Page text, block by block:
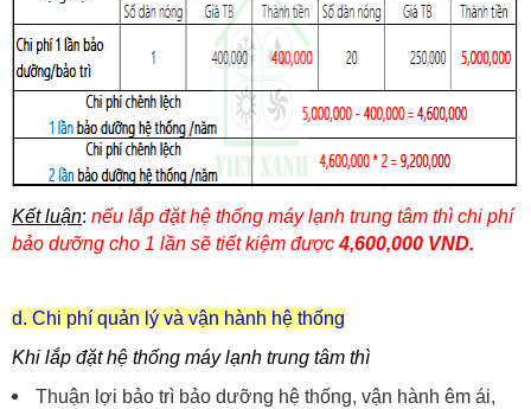
Kết luận: nếu lắp đặt hệ thống máy lạnh trung tâm thì chi phí
bảo dưỡng cho 1 lần sẽ tiết kiệm được4,600,000 VND.
d. Chi phí quản lý và vận hành hệ thống
Khi lắp đặt hệ thống máy lạnh trung tâm thì
Thuận lợi bảo trì bảo dưỡng hệ thống, vận hành êm ái,